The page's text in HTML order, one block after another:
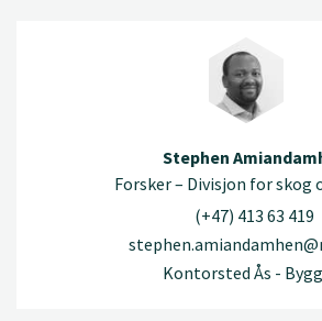
Stephen
Forsker – Divisjon for skog
(+47) 413 63 419
Kontorsted Ås -